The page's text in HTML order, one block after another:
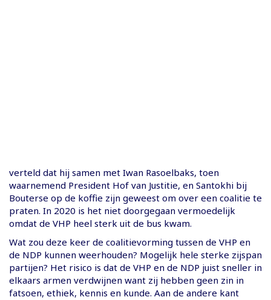
verteld dat hij samen met Iwan Rasoelbaks, toen
waarnemend President Hof van Justitie, en Santokhi bij
Bouterse op de koffie zijn geweest om over een coalitie te
praten. In 2020 is het niet doorgegaan vermoedelijk
omdat de VHP heel sterk uit de bus kwam.
Wat zou deze keer de coalitievorming tussen de VHP en
de NDP kunnen weerhouden? Mogelijk hele sterke zijspan
partijen? Het risico is dat de VHP en de NDP juist sneller in
elkaars armen verdwijnen want zij hebben geen zin in
fatsoen, ethiek, kennis en kunde. Aan de andere kant